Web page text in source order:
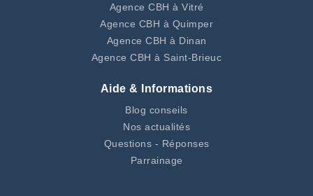
Agence CBH à Vitré
Agence CBH à Quimper
Agence CBH à Dinan
Agence CBH à Saint-Brieuc
Aide & Informations
Blog conseils
Nos actualités
Questions - Réponses
Parrainage